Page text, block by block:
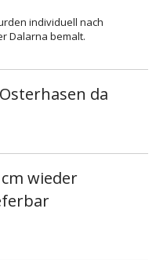
individuell nach
Dalarna bemalt.
da
wieder